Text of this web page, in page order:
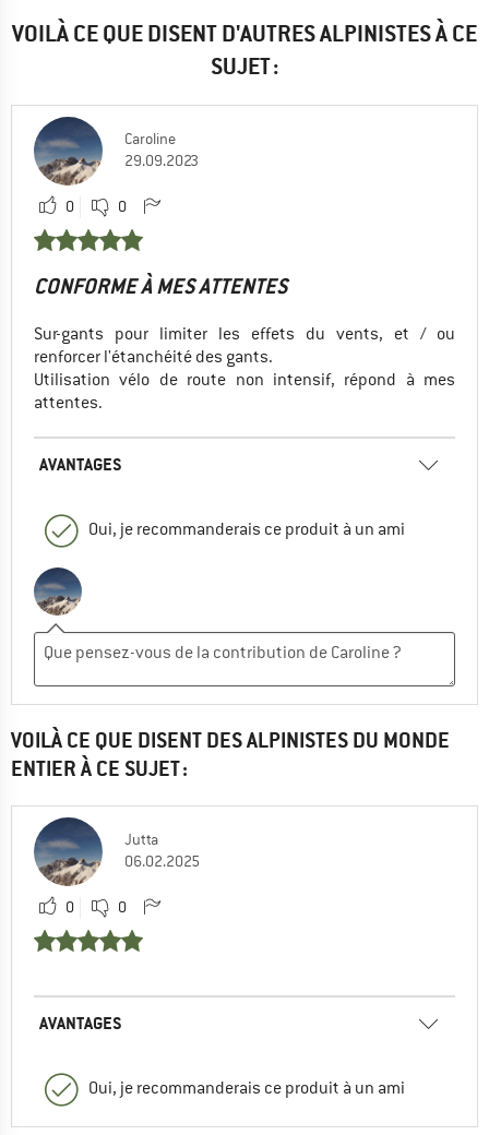
VOILÀ CE QUE DISENT D'AUTRES ALPINISTES À CE
SUJET :
Caroline
29.09.2023
0 0
CONFORME À MES ATTENTES
Sur-gants pour limiter les effets du vents, et / ou
renforcer l'étanchéité des gants.
Utilisation vélo de route non intensif, répond à mes
attentes.
AVANTAGES
Oui, je recommanderais ce produit à un ami
VOILÀ CE QUE DISENT DES ALPINISTES DU MONDE
ENTIER À CE SUJET :
Jutta
06.02.2025
0 0
AVANTAGES
Oui, je recommanderais ce produit à un ami